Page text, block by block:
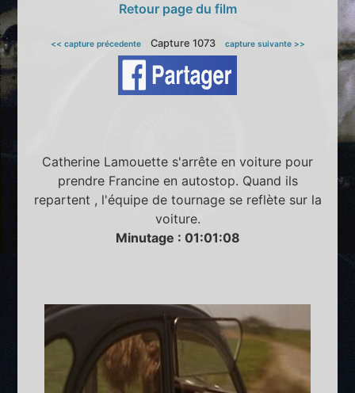
Retour page du film
<< capture précedenteCapture 1073 capture suivante >>
Catherine Lamouette s'arrête en voiture pour
prendre Francine en autostop. Quand ils
repartent , l'équipe de tournage se reflète sur la
voiture.
Minutage : 01:01:08